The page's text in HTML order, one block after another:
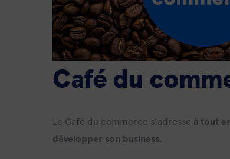
Café du
Le Café du commerce s’adresse à tout
développer son business.